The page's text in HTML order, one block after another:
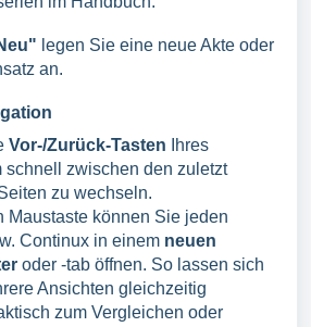
legen Sie eine neue Akte oder
an.
Vor-/Zurück-Tasten Ihres
schnell zwischen den zuletzt
zu wechseln.
Maustaste können Sie jeden
Continux in einem neuen
oder -tab öffnen. So lassen sich
Ansichten gleichzeitig
zum Vergleichen oder